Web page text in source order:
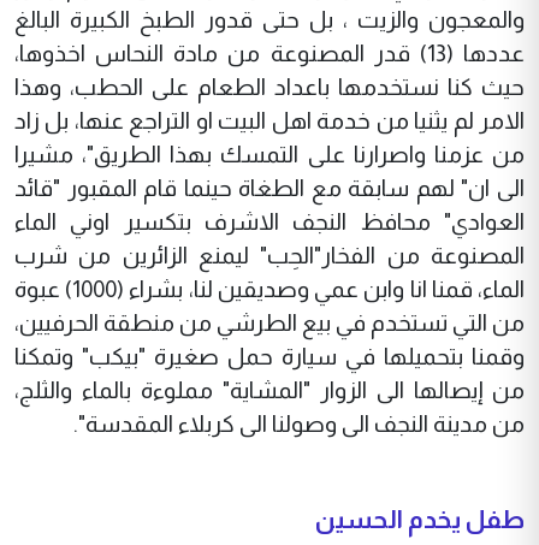
والمعجون والزيت ، بل حتى قدور الطبخ الكبيرة البالغ
عددها (13) قدر المصنوعة من مادة النحاس اخذوها،
حيث كنا نستخدمها باعداد الطعام على الحطب، وهذا
الامر لم يثنيا من خدمة اهل البيت او التراجع عنها، بل زاد
من عزمنا واصرارنا على التمسك بهذا الطريق"، مشيرا
الى ان" لهم سابقة مع الطغاة حينما قام المقبور "قائد
العوادي" محافظ النجف الاشرف بتكسير اوني الماء
المصنوعة من الفخار"الحِب" ليمنع الزائرين من شرب
الماء، قمنا انا وابن عمي وصديقين لنا، بشراء (1000) عبوة
من التي تستخدم في بيع الطرشي من منطقة الحرفيين،
وقمنا بتحميلها في سيارة حمل صغيرة "بيكب" وتمكنا
من إيصالها الى الزوار "المشاية" مملوءة بالماء والثلج،
من مدينة النجف الى وصولنا الى كربلاء المقدسة".
طفل يخدم الحسين